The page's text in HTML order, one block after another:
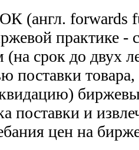
forwards
практике -
срок до двух
поставки товара,
поставки и
цен на